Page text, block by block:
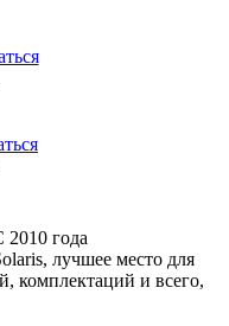
2010 года
лучшее место для
комплектаций и всего,